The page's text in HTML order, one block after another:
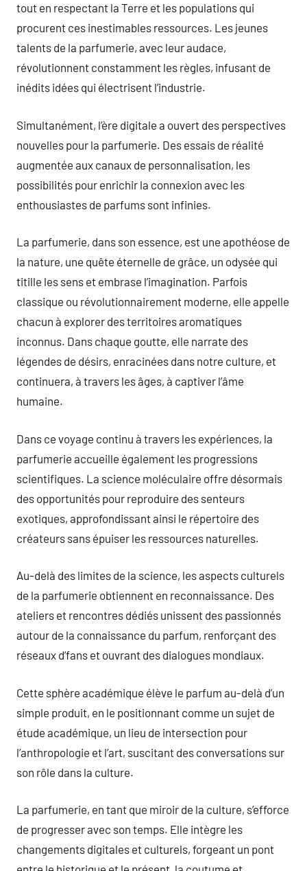
tout en respectant la Terre et les populations qui
procurent ces inestimables ressources. Les jeunes
talents de la parfumerie, avec leur audace,
révolutionnent constamment les règles, infusant de
inédits idées qui électrisent l’industrie.
Simultanément, l’ère digitale a ouvert des perspectives
nouvelles pour la parfumerie. Des essais de réalité
augmentée aux canaux de personnalisation, les
possibilités pour enrichir la connexion avec les
enthousiastes de parfums sont infinies.
La parfumerie, dans son essence, est une apothéose de
la nature, une quête éternelle de grâce, un odysée qui
titille les sens et embrase l’imagination. Parfois
classique ou révolutionnairement moderne, elle appelle
chacun à explorer des territoires aromatiques
inconnus. Dans chaque goutte, elle narrate des
légendes de désirs, enracinées dans notre culture, et
continuera, à travers les âges, à captiver l’âme
humaine.
Dans ce voyage continu à travers les expériences, la
parfumerie accueille également les progressions
scientifiques. La science moléculaire offre désormais
des opportunités pour reproduire des senteurs
exotiques, approfondissant ainsi le répertoire des
créateurs sans épuiser les ressources naturelles.
Au-delà des limites de la science, les aspects culturels
de la parfumerie obtiennent en reconnaissance. Des
ateliers et rencontres dédiés unissent des passionnés
autour de la connaissance du parfum, renforçant des
réseaux d’fans et ouvrant des dialogues mondiaux.
Cette sphère académique élève le parfum au-delà d’un
simple produit, en le positionnant comme un sujet de
étude académique, un lieu de intersection pour
l’anthropologie et l’art, suscitant des conversations sur
son rôle dans la culture.
La parfumerie, en tant que miroir de la culture, s’efforce
de progresser avec son temps. Elle intègre les
changements digitales et culturels, forgeant un pont